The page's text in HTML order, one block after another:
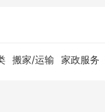
搬家/运输 家政服务